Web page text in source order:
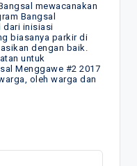
mewacanakan
Bangsal
dari inisiasi
biasanya parkir di
dengan baik.
untuk
Menggawe #2 2017
oleh warga dan